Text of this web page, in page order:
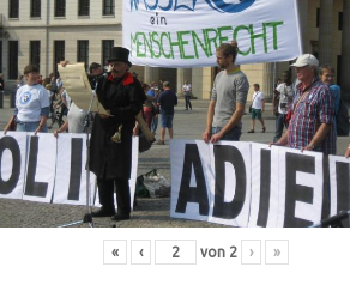
« ‹ von 2 › »